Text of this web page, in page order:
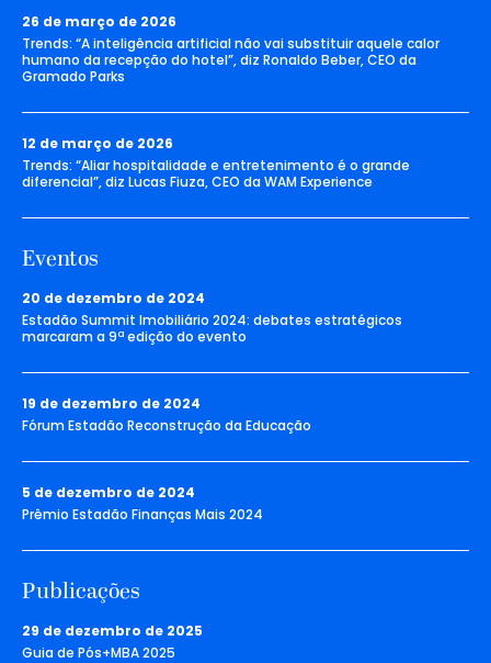
26 de março de 2026
Trends: “A inteligência artificial não vai substituir aquele calor
humano da recepção do hotel”, diz Ronaldo Beber, CEO da
Gramado Parks
12 de março de 2026
Trends: “Aliar hospitalidade e entretenimento é o grande
diferencial”, diz Lucas Fiuza, CEO da WAM Experience
Eventos
20 de dezembro de 2024
Estadão Summit Imobiliário 2024: debates estratégicos
marcaram a 9ª edição do evento
19 de dezembro de 2024
Fórum Estadão Reconstrução da Educação
5 de dezembro de 2024
Prêmio Estadão Finanças Mais 2024
Publicações
29 de dezembro de 2025
Guia de Pós+MBA 2025